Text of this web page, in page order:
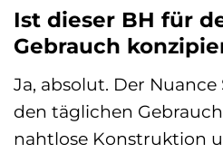
Ist dieser BH für
Gebrauch
Ja, absolut. Der
den täglichen
nahtlose Konstruktion